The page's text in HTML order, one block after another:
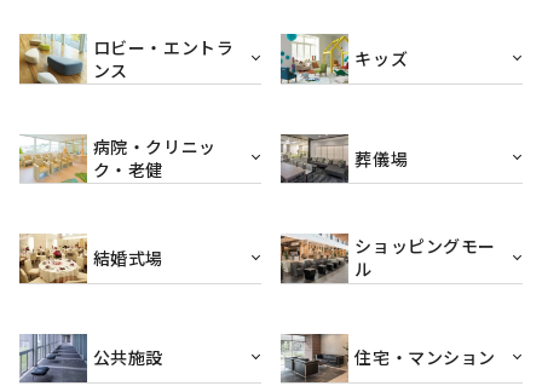
ロビー・エントラ
ンス
キッズ
病院・クリニッ
ク・老健
葬儀場
結婚式場
ショッピングモー
ル
公共施設 住宅・マンション